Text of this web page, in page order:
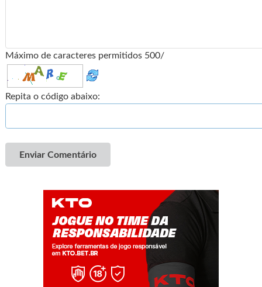
Máximo de caracteres permitidos 500/
Repita o código abaixo:
Enviar Comentário